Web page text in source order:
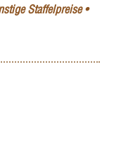
Staffelpreise •